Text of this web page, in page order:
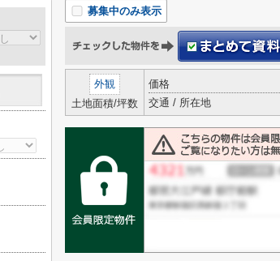
募集中のみ表示
外観
土地面積/坪数
価格
交通 / 所在地